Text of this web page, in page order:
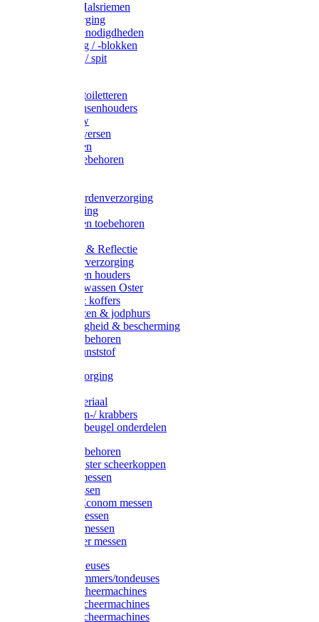
Halsters / Halsriemen
Hoefverzorging
Lammer benodigdheden
Ramdektuig / -blokken
Vastzetpen / spit
Poetsen & toiletteren
Zadel-/Trensenhouders
Halstertouw
Halsters diversen
Hoofdstellen
Zadel & toebehoren
Rapide paardenverzorging
Ruiter kleding
Hoofdstellen toebehoren
Verlichting & Reflectie
Rapide leerverzorging
Likstenen en houders
Poetsen & wassen Oster
Poetssets & koffers
Ruiter laarzen & jodphurs
Ruiter veiligheid & bescherming
Ruiter - toebehoren
Voerbak kunststof
Klauwverzorging
Injectiemateriaal
Hoefmessen-/ krabbers
Hoefbekapbeugel onderdelen
Messen toebehoren
Moser & Oster scheerkoppen
Hauptner messen
Liscop messen
Aesculap/Econom messen
Heiniger messen
Constanta messen
FarmClipper messen
Moser tondeuses
Overige trimmers/tondeuses
Heiniger scheermachines
Hauptner scheermachines
Aesculap scheermachines